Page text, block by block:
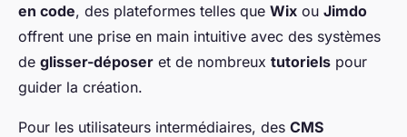
en code, des plateformes telles que Wix ou Jimdo
offrent une prise en main intuitive avec des systèmes
de glisser-déposer et de nombreux tutoriels pour
guider la création.
Pour les utilisateurs intermédiaires, des CMS